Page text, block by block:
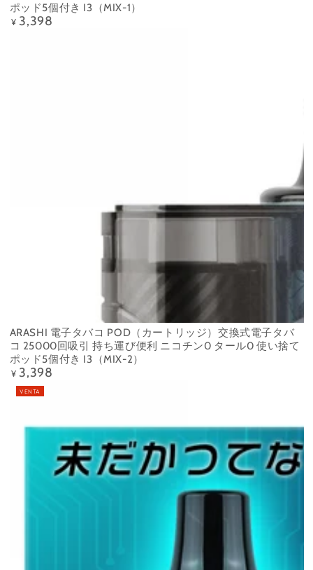
ポッド5個付き I3（MIX-1）
Precio
¥ 3,398
ARASHI 電子タバコ POD（カートリッジ）交換式電子タバ
コ 25000回吸引 持ち運び便利 ニコチン0 タール0 使い捨て
ポッド5個付き I3（MIX-2）
Precio
regular
¥ 3,398
VENTA